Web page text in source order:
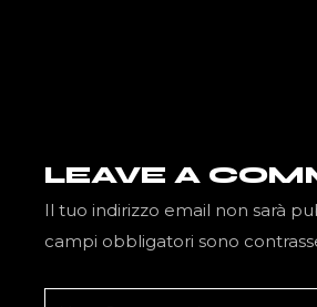
LEAVE A
Il tuo indirizzo email non sarà
campi obbligatori sono